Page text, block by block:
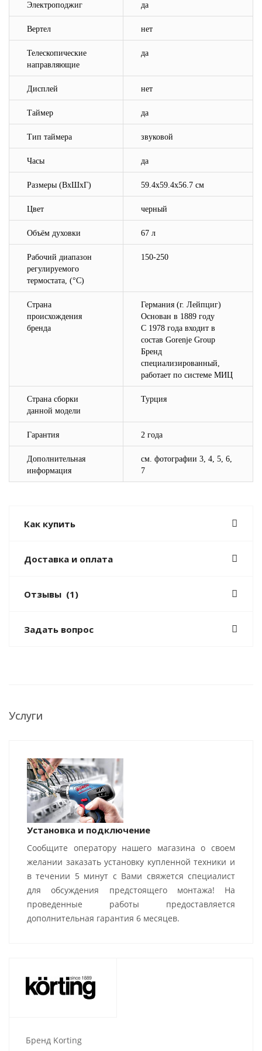
Электроподжиг да
Вертел нет
Телескопические
направляющие
да
Дисплей нет
Таймер да
Тип таймера звуковой
Часы да
Размеры (ВхШхГ) 59.4х59.4x56.7 см
Цвет черный
Объём духовки 67 л
Рабочий диапазон
регулируемого
термостата, (°C)
150-250
Страна
происхождения
бренда
Германия (г. Лейпциг)
Основан в 1889 году
С 1978 года входит в
состав Gorenje Group
Бренд
специализированный,
работает по системе МИЦ
Страна сборки
данной модели
Турция
Гарантия 2 года
Дополнительная
информация
см. фотографии 3, 4, 5, 6,
7
Как купить
Доставка и оплата
Отзывы (1)
Задать вопрос
Услуги
Установка и подключение
Сообщите оператору нашего магазина о своем
желании заказать установку купленной техники и
в течении 5 минут с Вами свяжется специалист
для обсуждения предстоящего монтажа! На
проведенные работы предоставляется
дополнительная гарантия 6 месяцев.
Бренд Korting